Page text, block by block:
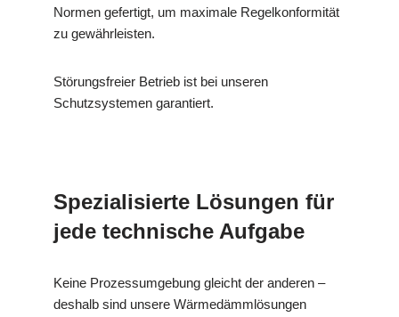
Normen gefertigt, um maximale Regelkonformität
zu gewährleisten.
Störungsfreier Betrieb ist bei unseren
Schutzsystemen garantiert.
Spezialisierte Lösungen für
jede technische Aufgabe
Keine Prozessumgebung gleicht der anderen –
deshalb sind unsere Wärmedämmlösungen